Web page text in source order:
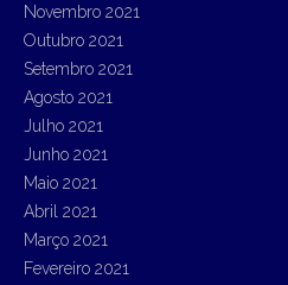
Novembro 2021
Outubro 2021
Setembro 2021
Agosto 2021
Julho 2021
Junho 2021
Maio 2021
Abril 2021
Março 2021
Fevereiro 2021